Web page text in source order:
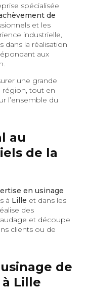
spécialisée
de
et les
industrielle,
dans la réalisation
aux
une grande
région, tout en
l’ensemble du
au
de la
en usinage
à Lille et dans les
des
et découpe
clients ou de
de
Lille